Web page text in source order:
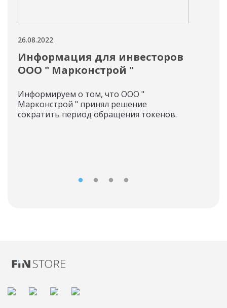
26.08.2022
Информация для инвесторов
ООО " Марконстрой "
Информируем о том, что ООО "
Марконстрой " принял решение
сократить период обращения токенов.